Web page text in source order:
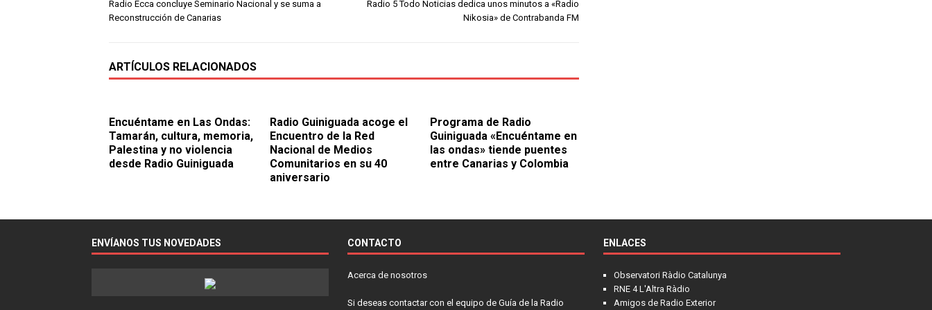
Radio Ecca concluye Seminario Nacional y se suma a
Reconstrucción de Canarias
Radio 5 Todo Noticias dedica unos minutos a «Radio
Nikosia» de Contrabanda FM
ARTÍCULOS RELACIONADOS
Encuéntame en Las Ondas:
Tamarán, cultura, memoria,
Palestina y no violencia
desde Radio Guiniguada
Radio Guiniguada acoge el
Encuentro de la Red
Nacional de Medios
Comunitarios en su 40
aniversario
Programa de Radio
Guiniguada «Encuéntame en
las ondas» tiende puentes
entre Canarias y Colombia
ENVÍANOS TUS NOVEDADES CONTACTO
Acerca de nosotros
Si deseas contactar con el equipo de Guía de la Radio
ENLACES
Observatori Ràdio Catalunya
RNE 4 L'Altra Ràdio
Amigos de Radio Exterior